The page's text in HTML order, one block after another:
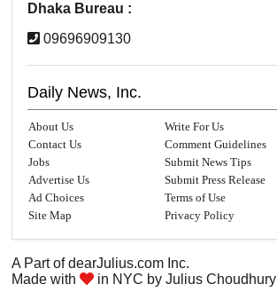
Dhaka Bureau :
09696909130
Daily News, Inc.
About Us
Write For Us
Contact Us
Comment Guidelines
Jobs
Submit News Tips
Advertise Us
Submit Press Release
Ad Choices
Terms of Use
Site Map
Privacy Policy
A Part ofdearJulius.com Inc.
Made with
in NYC byJulius Choudhury